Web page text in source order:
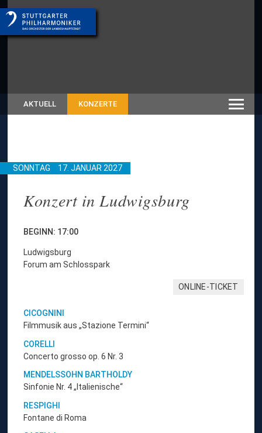
AKTUELL KONZERTE
SONNTAG 17. JANUAR 2027
Konzert in Ludwigsburg
BEGINN: 17:00
Ludwigsburg
Forum am Schlosspark
ONLINE-TICKET
CICOGNINI
Filmmusik aus „Stazione Termini“
CORELLI
Concerto grosso op. 6 Nr. 3
MENDELSSOHN BARTHOLDY
Sinfonie Nr. 4 „Italienische“
RESPIGHI
Fontane di Roma